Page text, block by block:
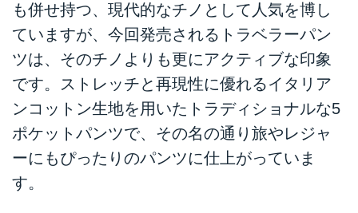
も併せ持つ、現代的なチノとして人気を博し
ていますが、今回発売されるトラベラーパン
ツは、そのチノよりも更にアクティブな印象
です。ストレッチと再現性に優れるイタリア
ンコットン生地を用いたトラディショナルな5
ポケットパンツで、その名の通り旅やレジャ
ーにもぴったりのパンツに仕上がっていま
す。